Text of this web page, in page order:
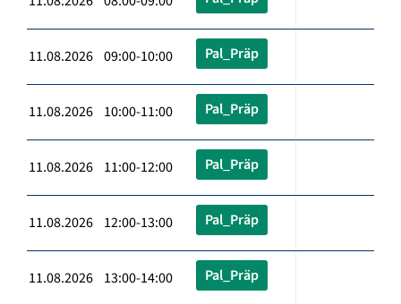
11.08.2026 09:00-10:00 Pal_Präp
11.08.2026 10:00-11:00 Pal_Präp
11.08.2026 11:00-12:00 Pal_Präp
11.08.2026 12:00-13:00 Pal_Präp
11.08.2026 13:00-14:00 Pal_Präp